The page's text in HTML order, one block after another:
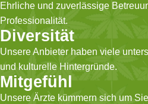
Ehrliche und zuverlässige
Professionalität.
Diversität
Unsere Anbieter haben viele
und kulturelle Hintergründe.
Mitgefühl
Unsere Ärzte kümmern sich um